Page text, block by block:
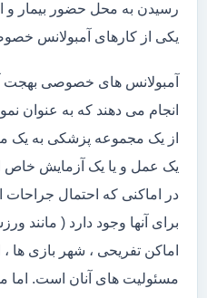
رسیدن به محل حضور بیمار و
یکی از کارهای آمبولانس
آمبولانس های خصوصی بهجت
انجام می دهند که به عنوان
از یک مجموعه پزشکی به یک
یک عمل و یا یک آزمایش خاص
در اماکنی که احتمال جراحات
برای آنها وجود دارد ( مانند
اماکن تفریحی ، شهر بازی ها ،
مسئولیت های آنان است. اما